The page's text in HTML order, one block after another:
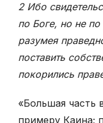
2 Ибо
по Боге, но не
разумея
поставить
покорились
«Большая часть
примеру Каина;